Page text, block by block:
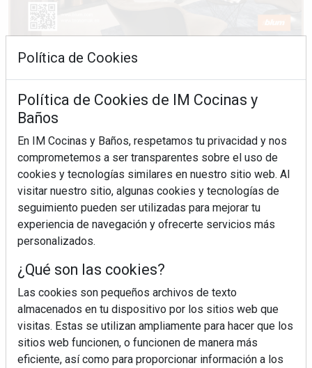
La industrialización, descarbonización y el Plan
BIM España, a debate en REBUILD
Política de Cookies
Política de Cookies de IM Cocinas y
Baños
En IM Cocinas y Baños, respetamos tu privacidad y nos
comprometemos a ser transparentes sobre el uso de
cookies y tecnologías similares en nuestro sitio web. Al
visitar nuestro sitio, algunas cookies y tecnologías de
seguimiento pueden ser utilizadas para mejorar tu
experiencia de navegación y ofrecerte servicios más
personalizados.
¿Qué son las cookies?
Las cookies son pequeños archivos de texto
almacenados en tu dispositivo por los sitios web que
visitas. Estas se utilizan ampliamente para hacer que los
sitios web funcionen, o funcionen de manera más
eficiente, así como para proporcionar información a los